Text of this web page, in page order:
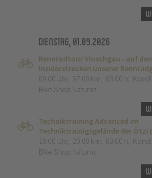
Dienstag, 01.09.2026
Rennradtour Vinschgau - auf den
Insiderstrecken unserer
09:00 Uhr, 57.00 km, 03:00 h,
Bike Shop Naturns
Techniktraining Advanced im
Techniktrainigsgelände der Ötzi
10:00 Uhr, 20.00 km, 03:00 h,
Bike Shop Naturns